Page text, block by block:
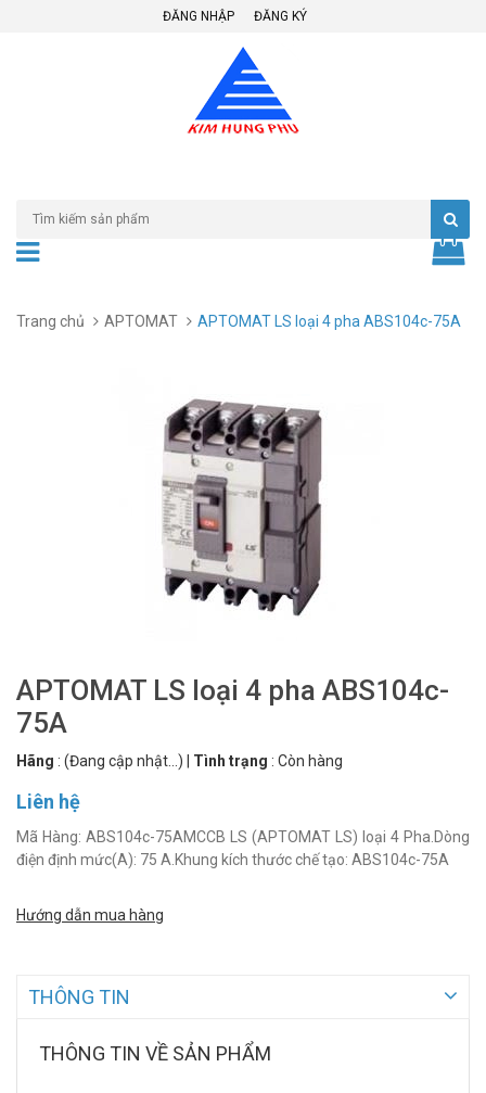
ĐĂNG NHẬP ĐĂNG KÝ
Trang chủ APTOMAT APTOMAT LS loại 4 pha ABS104c-75A
APTOMAT LS loại 4 pha ABS104c-
75A
Hãng : (Đang cập nhật...) Tình trạng : Còn hàng
Liên hệ
Mã Hàng: ABS104c-75AMCCB LS (APTOMAT LS) loại 4 Pha.Dòng
điện định mức(A): 75 A.Khung kích thước chế tạo: ABS104c-75A
Hướng dẫn mua hàng
THÔNG TIN
THÔNG TIN VỀ SẢN PHẨM